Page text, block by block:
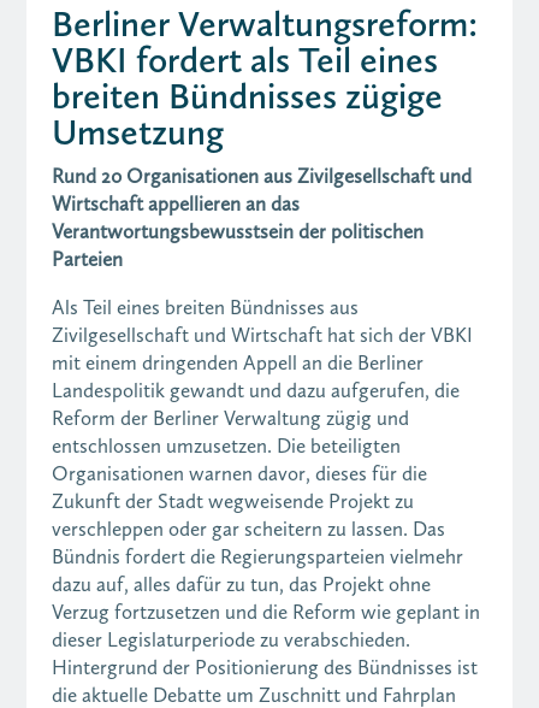
Berliner Verwaltungsreform:
VBKI fordert als Teil eines
breiten Bündnisses zügige
Umsetzung
Rund 20 Organisationen aus Zivilgesellschaft und
Wirtschaft appellieren an das
Verantwortungsbewusstsein der politischen
Parteien
Als Teil eines breiten Bündnisses aus
Zivilgesellschaft und Wirtschaft hat sich der VBKI
mit einem dringenden Appell an die Berliner
Landespolitik gewandt und dazu aufgerufen, die
Reform der Berliner Verwaltung zügig und
entschlossen umzusetzen. Die beteiligten
Organisationen warnen davor, dieses für die
Zukunft der Stadt wegweisende Projekt zu
verschleppen oder gar scheitern zu lassen. Das
Bündnis fordert die Regierungsparteien vielmehr
dazu auf, alles dafür zu tun, das Projekt ohne
Verzug fortzusetzen und die Reform wie geplant in
dieser Legislaturperiode zu verabschieden.
Hintergrund der Positionierung des Bündnisses ist
die aktuelle Debatte um Zuschnitt und Fahrplan